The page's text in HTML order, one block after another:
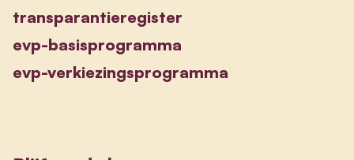
transparantieregister
evp-basisprogramma
evp-verkiezingsprogramma